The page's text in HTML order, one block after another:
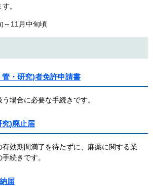
。
～11月中旬頃
・研究)者免許申請書
場合に必要な手続きです。
究)廃止届
有効期間満了を待たずに、麻薬に関する業
続きです。
届